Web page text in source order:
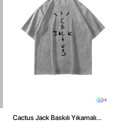
4
Cactus Jack Baskılı Yıkamalı